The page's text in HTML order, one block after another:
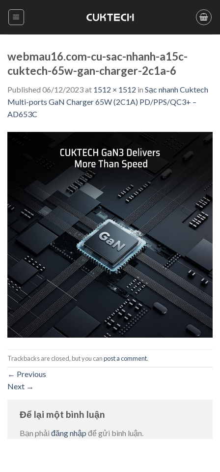
webmau16.com-cu-sac-nhanh-a15c-
cuktech-65w-gan-charger-2c1a-6
Published 06/12/2023at 1512 × 1512 in Sạc nhanh Cuktech
Multi-ports GaN Charger 65W (2C1A) PD/PPS/QC3+ –
AD653C
Trackbacks are closed, but you canpost a comment.
← Previous
Next →
Để lại một bình luận
Bạn phải đăng nhập để gửi bình luận.